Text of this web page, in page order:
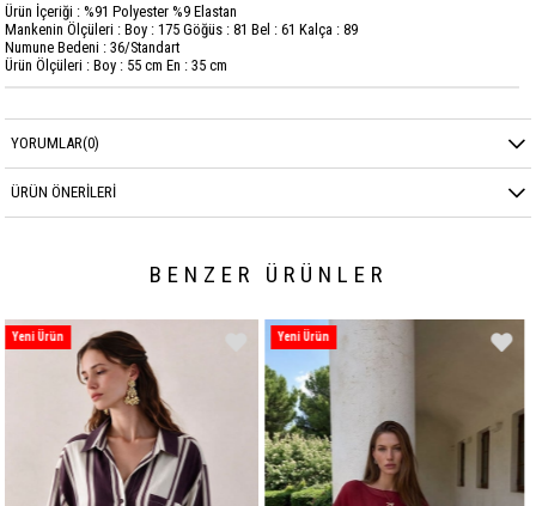
Ürün İçeriği : %91 Polyester %9 Elastan
Mankenin Ölçüleri : Boy : 175 Göğüs : 81 Bel : 61 Kalça : 89
Numune Bedeni : 36/Standart
Ürün Ölçüleri : Boy : 55 cm En : 35 cm
YORUMLAR(0)
ÜRÜN ÖNERILERI
BENZER ÜRÜNLER
Yeni Ürün Yeni Ürün